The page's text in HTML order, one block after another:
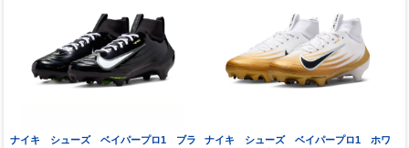
ナイキ シューズ ベイパープロ1 ブラ
ナイキ シューズ ベイパープロ1 ホワ